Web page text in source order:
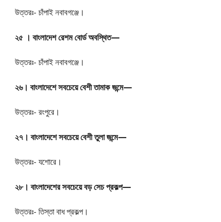
উত্তরঃ- চাঁপাই নবাবগঞ্জে।
২৫ । বাংলাদেশ রেশম বোর্ড অবস্থিত—
উত্তরঃ- চাঁপাই নবাবগঞ্জে।
২৬। বাংলাদেশে সবচেয়ে বেশী তামাক জন্মে—
উত্তরঃ- রংপুরে।
২৭। বাংলাদেশে সবচেয়ে বেশী তুলা জন্মে—
উত্তরঃ- যশোরে।
২৮। বাংলাদেশের সবচেয়ে বড় সেচ প্রকল্প—
উত্তরঃ- তিস্তা বাধ প্রকল্প।